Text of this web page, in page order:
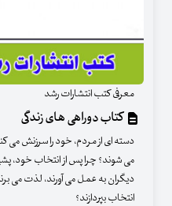
معرفی کتب انتشارات رشد
کتاب دوراهی های زندگی
دسته ای از مردم، خود را سرزنش می
می شوند؟ چرا پس از انتخاب خود،
دیگران به عمل می آورند، لذت می
انتخاب بپردازند؟